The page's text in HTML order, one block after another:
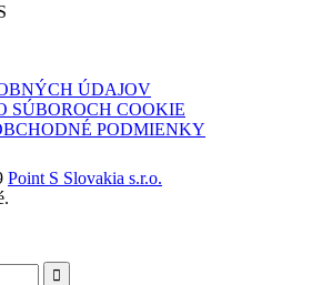
ÚDAJOV
SÚBOROCH COOKIE
PODMIENKY
Point S Slovakia s.r.o.
